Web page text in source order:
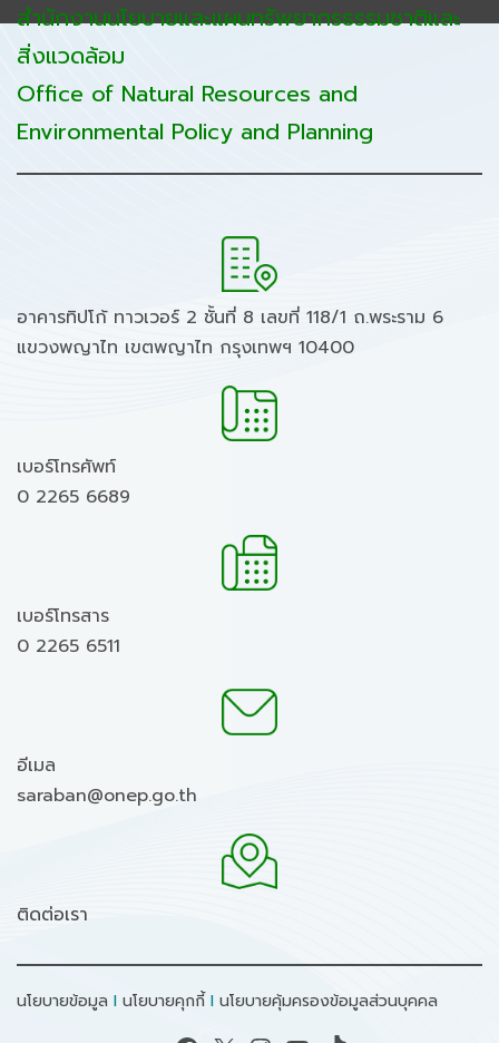
สำนักงานนโยบายและแผนทรัพยากรธรรมชาติและ
สิ่งแวดล้อม
Office of Natural Resources and
Environmental Policy and Planning
อาคารทิปโก้ ทาวเวอร์ 2 ชั้นที่ 8 เลขที่ 118/1 ถ.พระราม 6
แขวงพญาไท เขตพญาไท กรุงเทพฯ 10400
เบอร์โทรศัพท์
0 2265 6689
เบอร์โทรสาร
0 2265 6511
อีเมล
saraban@onep.go.th
ติดต่อเรา
นโยบายข้อมูล I นโยบายคุกกี้ I นโยบายคุ้มครองข้อมูลส่วนบุคคล